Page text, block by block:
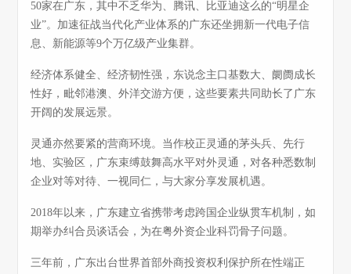
50家在广东，其中不乏华为、腾讯、比亚迪这么的“明星企
业”。加速征战当代化产业体系的广东还坐拥新一代电子信
息、新能源等9个万亿级产业集群。
经济体系健全、经济韧性强，东说念主口基数大、阛阓成长
性好，毗邻港澳、外洋交游方便，这些要素共同助长了广东
开阔的发展远景。
灵通亦然要紧的营商环境。当作校正灵通的茅头兵、先行
地、实验区，广东束缚鼓舞高水平对外灵通，对各种悉数制
企业对等对待、一视同仁，与大家分享发展机遇。
2018年以来，广东建立省携带考虑跨国企业纵贯车机制，如
期举办纠合员谈话会，为在粤外资企业科罚骨子问题。
三年前，广东出台世界首部外商投资权利保护所在性端正